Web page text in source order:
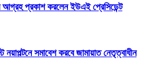
আগ্রহ প্রকাশ করলেন ইউএই প্রেসিডেন্ট
সমাবেশ করবে জামায়াত নেতৃত্বাধীন